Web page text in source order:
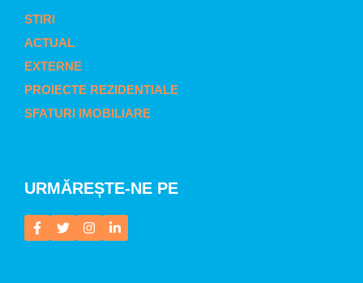
STIRI
ACTUAL
EXTERNE
PROIECTE REZIDENTIALE
SFATURI IMOBILIARE
URMĂREȘTE-NE PE